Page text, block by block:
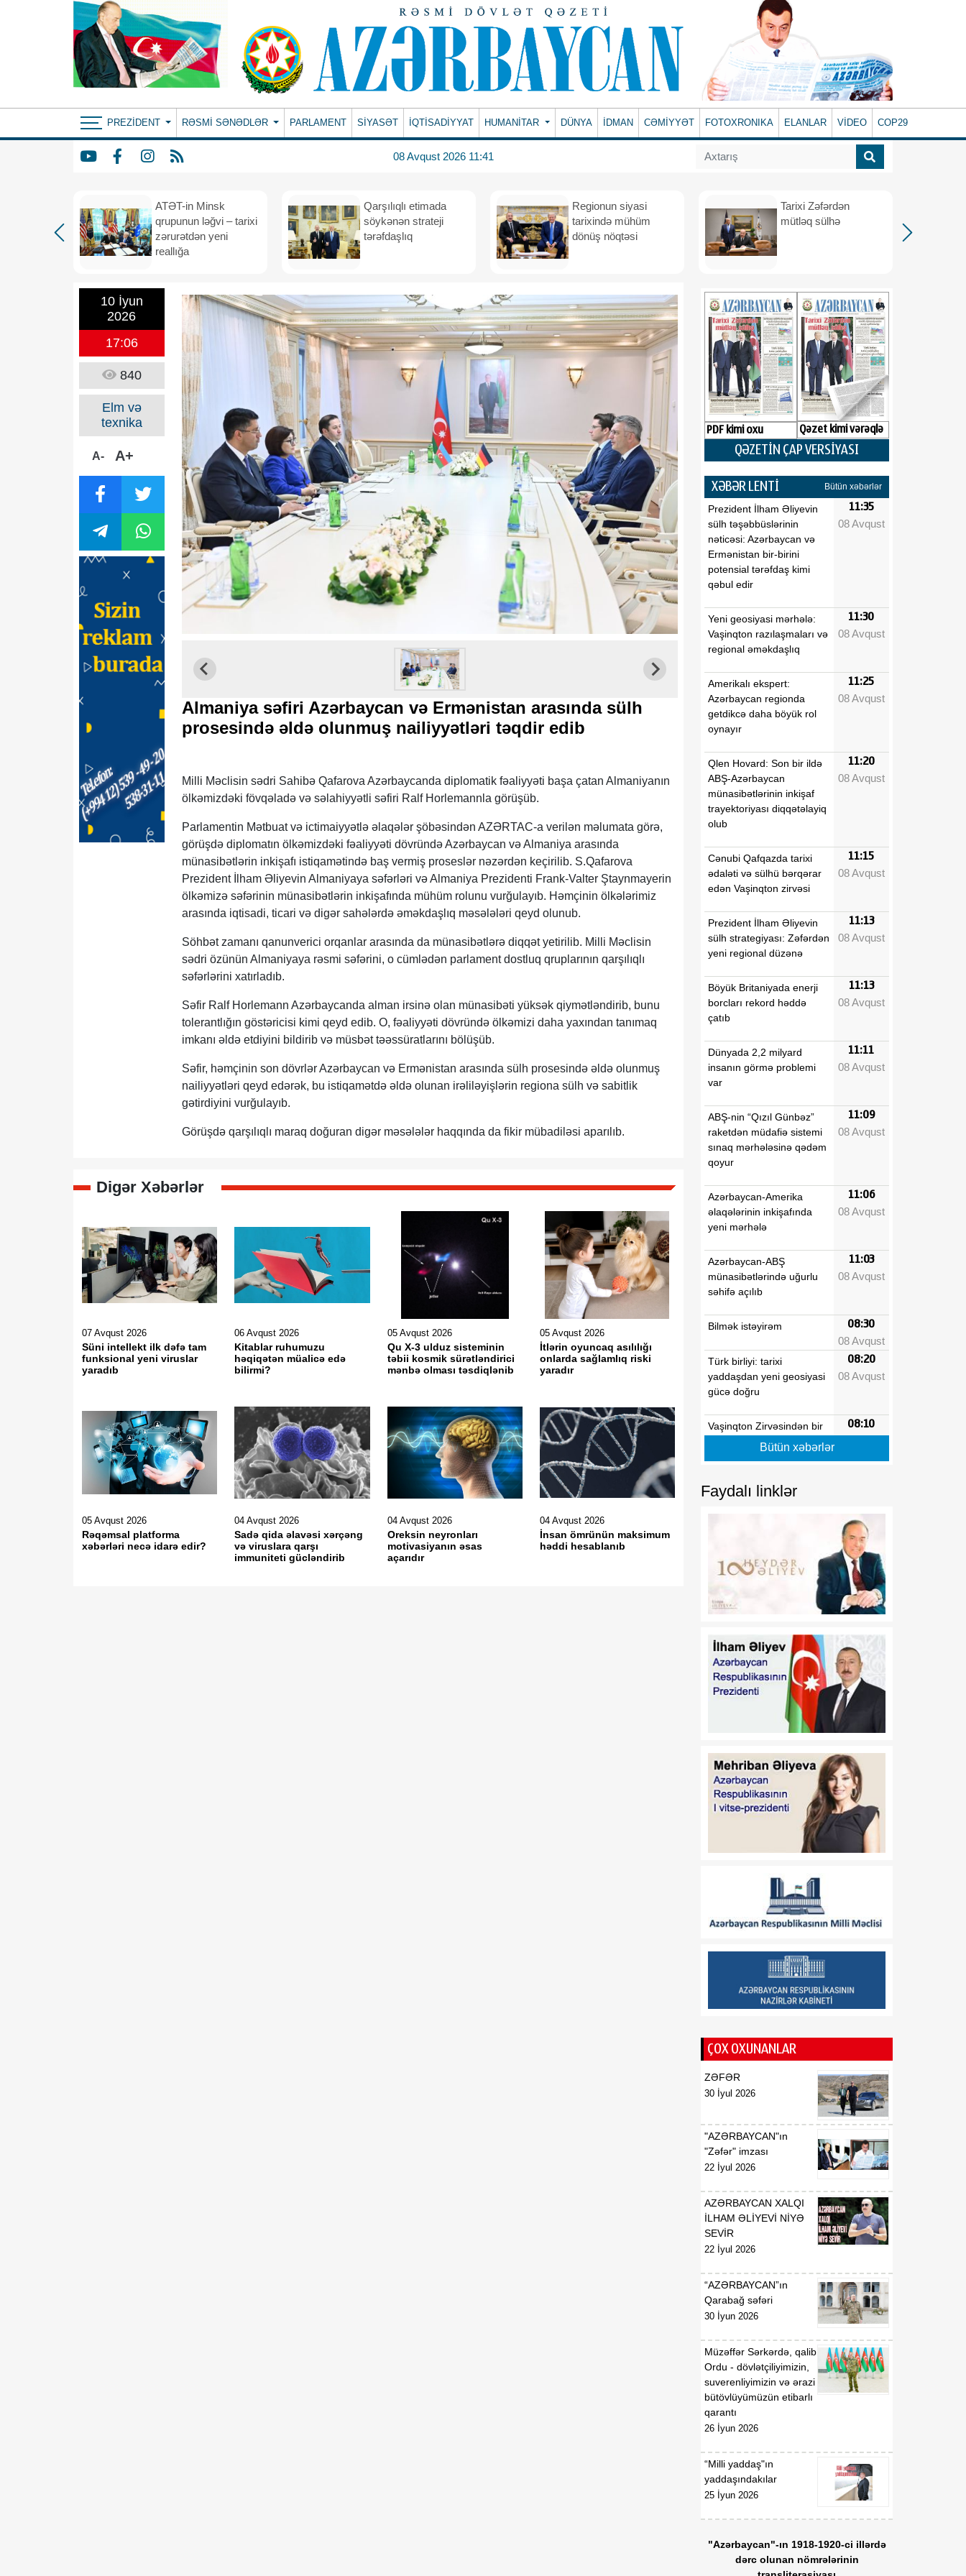
PREZIDENT RƏSMI SƏNƏDLƏR PARLAMENT SİYASƏT İQTİSADİYYAT HUMANITAR DÜNYA İDMAN CƏMİYYƏT FOTOXRONIKA ELANLAR VİDEO COP29
08 Avqust 2026 11:41
ATƏT-in Minsk
qrupunun ləğvi – tarixi
zərurətdən yeni
reallığa
Qarşılıqlı etimada
söykənən strateji
tərəfdaşlıq
Regionun siyasi
tarixində mühüm
dönüş nöqtəsi
Tarixi Zəfərdən
mütləq sülhə
10 İyun
2026
17:06
840
Elm və
texnika
A- A+
Almaniya səfiri Azərbaycan və Ermənistan arasında sülh
prosesində əldə olunmuş nailiyyətləri təqdir edib
Milli Məclisin sədri Sahibə Qafarova Azərbaycanda diplomatik fəaliyyəti başa çatan Almaniyanın
ölkəmizdəki fövqəladə və səlahiyyətli səfiri Ralf Horlemannla görüşüb.
Parlamentin Mətbuat və ictimaiyyətlə əlaqələr şöbəsindən AZƏRTAC-a verilən məlumata görə,
görüşdə diplomatın ölkəmizdəki fəaliyyəti dövründə Azərbaycan və Almaniya arasında
münasibətlərin inkişafı istiqamətində baş vermiş proseslər nəzərdən keçirilib. S.Qafarova
Prezident İlham Əliyevin Almaniyaya səfərləri və Almaniya Prezidenti Frank-Valter Ştaynmayerin
ölkəmizə səfərinin münasibətlərin inkişafında mühüm rolunu vurğulayıb. Həmçinin ölkələrimiz
arasında iqtisadi, ticari və digər sahələrdə əməkdaşlıq məsələləri qeyd olunub.
Söhbət zamanı qanunverici orqanlar arasında da münasibətlərə diqqət yetirilib. Milli Məclisin
sədri özünün Almaniyaya rəsmi səfərini, o cümlədən parlament dostluq qruplarının qarşılıqlı
səfərlərini xatırladıb.
Səfir Ralf Horlemann Azərbaycanda alman irsinə olan münasibəti yüksək qiymətləndirib, bunu
tolerantlığın göstəricisi kimi qeyd edib. O, fəaliyyəti dövründə ölkəmizi daha yaxından tanımaq
imkanı əldə etdiyini bildirib və müsbət təəssüratlarını bölüşüb.
Səfir, həmçinin son dövrlər Azərbaycan və Ermənistan arasında sülh prosesində əldə olunmuş
nailiyyətləri qeyd edərək, bu istiqamətdə əldə olunan irəliləyişlərin regiona sülh və sabitlik
gətirdiyini vurğulayıb.
Görüşdə qarşılıqlı maraq doğuran digər məsələlər haqqında da fikir mübadiləsi aparılıb.
Digər Xəbərlər
07 Avqust 2026
Süni intellekt ilk dəfə tam
funksional yeni viruslar
yaradıb
06 Avqust 2026
Kitablar ruhumuzu
həqiqətən müalicə edə
bilirmi?
05 Avqust 2026
Qu X-3 ulduz sisteminin
təbii kosmik sürətləndirici
mənbə olması təsdiqlənib
05 Avqust 2026
İtlərin oyuncaq asılılığı
onlarda sağlamlıq riski
yaradır
05 Avqust 2026
Rəqəmsal platforma
xəbərləri necə idarə edir?
04 Avqust 2026
Sadə qida əlavəsi xərçəng
və viruslara qarşı
immuniteti gücləndirib
04 Avqust 2026
Oreksin neyronları
motivasiyanın əsas
açarıdır
04 Avqust 2026
İnsan ömrünün maksimum
həddi hesablanıb
PDF kimi oxu Qəzet kimi vərəqlə
QƏZETİN ÇAP VERSİYASI
XƏBƏR LENTİ Bütün xəbərlər
Prezident İlham Əliyevin
sülh təşəbbüslərinin
nəticəsi: Azərbaycan və
Ermənistan bir-birini
potensial tərəfdaş kimi
qəbul edir
11:35
08 Avqust
Yeni geosiyasi mərhələ:
Vaşinqton razılaşmaları və
regional əməkdaşlıq
11:30
08 Avqust
Amerikalı ekspert:
Azərbaycan regionda
getdikcə daha böyük rol
oynayır
11:25
08 Avqust
Qlen Hovard: Son bir ildə
ABŞ-Azərbaycan
münasibətlərinin inkişaf
trayektoriyası diqqətəlayiq
olub
11:20
08 Avqust
Cənubi Qafqazda tarixi
ədaləti və sülhü bərqərar
edən Vaşinqton zirvəsi
11:15
08 Avqust
Prezident İlham Əliyevin
sülh strategiyası: Zəfərdən
yeni regional düzənə
11:13
08 Avqust
Böyük Britaniyada enerji
borcları rekord həddə
çatıb
11:13
08 Avqust
Dünyada 2,2 milyard
insanın görmə problemi
var
11:11
08 Avqust
ABŞ-nin “Qızıl Günbəz”
raketdən müdafiə sistemi
sınaq mərhələsinə qədəm
qoyur
11:09
08 Avqust
Azərbaycan-Amerika
əlaqələrinin inkişafında
yeni mərhələ
11:06
08 Avqust
Azərbaycan-ABŞ
münasibətlərində uğurlu
səhifə açılıb
11:03
08 Avqust
Bilmək istəyirəm 08:30
08 Avqust
Türk birliyi: tarixi
yaddaşdan yeni geosiyasi
gücə doğru
08:20
08 Avqust
Vaşinqton Zirvəsindən bir
il sonra: Cənubi Qafqazın
liderliyi
08:10
təşəbbüskarlığa
08:00
08 Avqust
N.Z.Nağdəliyevin
Azərbaycan
Respublikasında
fövqəladə və səlahiyyətli
səfiri təyin edilməsi
haqqında
01:16
08 Avqust
A.A.Məhərrəmovun
Respublikasının Estoniya
Respublikasında
fövqəladə və səlahiyyətli
səfiri vəzifəsindən geri
çağırılması haqqında
İ.Ş.Davudovun
Respublikasının Pakistan
İslam Respublikasında
fövqəladə və səlahiyyətli
səfiri təyin edilməsi
01:15
İ.Ş.Davudovun
Azərbaycan
Respublikasının
zamanda Bruney
Darüssalamda fövqəladə
vəzifəsindən geri
çağırılması haqqında
08 Avqust
X.N.Fərhadovun
Azərbaycan
Respublikasının
Malayziyada fövqəladə və
səlahiyyətli səfiri təyin
edilməsi haqqında
01:14
08 Avqust
Azərbaycan
Respublikasının Pakistan
İslam Respublikasında
fövqəladə və səlahiyyətli
səfiri vəzifəsindən geri
01:13
Bütün xəbərlər
Faydalı linklər
ÇOX OXUNANLAR
ZƏFƏR
30 İyul 2026
"AZƏRBAYCAN"ın
"Zəfər" imzası
22 İyul 2026
AZƏRBAYCAN XALQI
İLHAM ƏLİYEVİ NİYƏ
SEVİR
22 İyul 2026
“AZƏRBAYCAN”ın
Qarabağ səfəri
30 İyun 2026
Müzəffər Sərkərdə, qalib
Ordu - dövlətçiliyimizin,
suverenliyimizin və ərazi
bütövlüyümüzün etibarlı
qarantı
26 İyun 2026
“Milli yaddaş"ın
yaddaşındakılar
25 İyun 2026
"Azərbaycan"-ın 1918-1920-ci illərdə
dərc olunan nömrələrinin